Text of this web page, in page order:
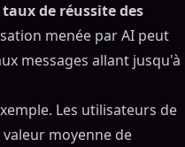
taux de réussite des
menée par AI peut
messages allant jusqu'à
Les utilisateurs de
moyenne de